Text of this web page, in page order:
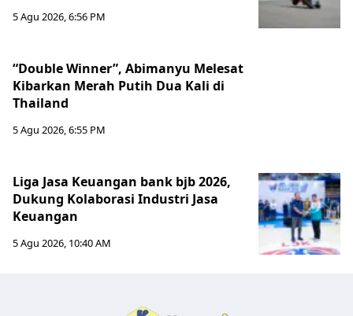
5 Agu 2026, 6:56 PM
“Double Winner”, Abimanyu Melesat
Kibarkan Merah Putih Dua Kali di
Thailand
5 Agu 2026, 6:55 PM
Liga Jasa Keuangan bank bjb 2026,
Dukung Kolaborasi Industri Jasa
Keuangan
5 Agu 2026, 10:40 AM